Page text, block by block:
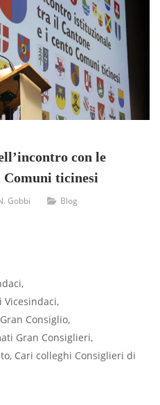
con le
Comuni ticinesi
Gobbi
Blog
Vicesindaci,
Consiglio,
Gran Consiglieri,
Cari colleghi Consiglieri di